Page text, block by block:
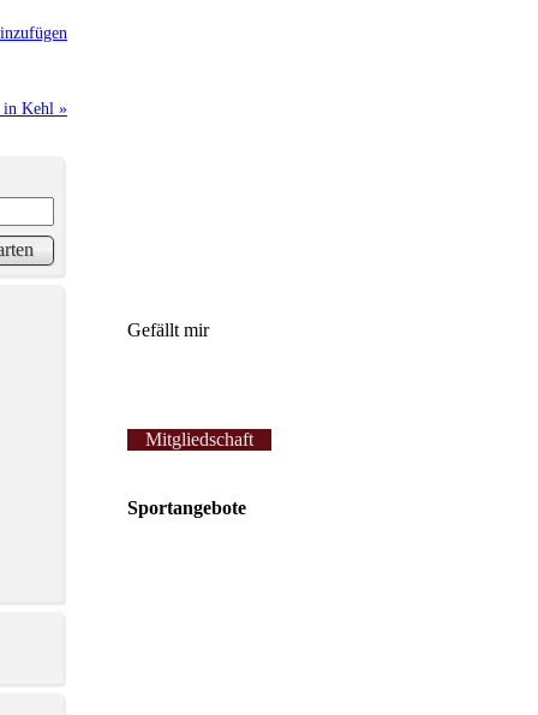
in Kehl »
Gefällt mir
Mitgliedschaft
Sportangebote